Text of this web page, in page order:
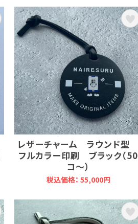
レザーチャーム ラウンド型
フルカラー印刷 ブラック（50
コ～）
税込価格： 55,000円